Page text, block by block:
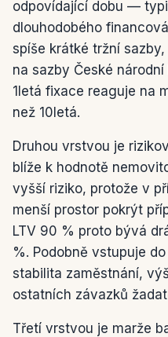
odpovídající dobu —
dlouhodobého
spíše krátké tržní
na sazby České
1letá fixace reaguje na
než 10letá.
Druhou vrstvou je
blíže k hodnotě
vyšší riziko, protože v
menší prostor pokrýt
LTV 90 % proto bývá
%. Podobně vstupuje
stabilita zaměstnání,
ostatních závazků
Třetí vrstvou je marže